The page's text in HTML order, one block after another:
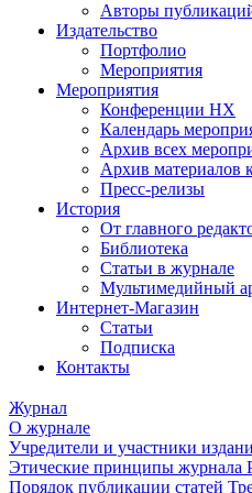
Авторы
Издательство
Портфолио
Мероприятия
Мероприятия
Конференции НХ
Календарь
Архив всех
Архив материалов
Пресс-релизы
История
От главного
Библиотека
Статьи в журнале
Мультимедийный
Интернет-Магазин
Статьи
Подписка
Контакты
Журнал
О журнале
Учредители и участники
Этические принципы журнала
Порядок публикации статей